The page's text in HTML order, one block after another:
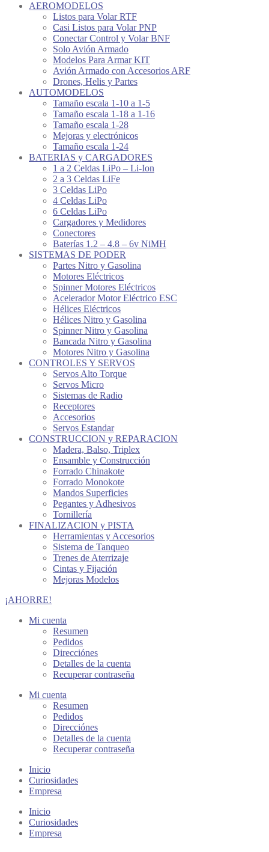
AEROMODELOS
Listos para Volar RTF
Casi Listos para Volar PNP
Conectar Control y Volar BNF
Solo Avión Armado
Modelos Para Armar KIT
Avión Armado con Accesorios ARF
Drones, Helis y Partes
AUTOMODELOS
Tamaño escala 1-10 a 1-5
Tamaño escala 1-18 a 1-16
Tamaño escala 1-28
Mejoras y electrónicos
Tamaño escala 1-24
BATERIAS y CARGADORES
1 a 2 Celdas LiPo – Li-Ion
2 a 3 Celdas LiFe
3 Celdas LiPo
4 Celdas LiPo
6 Celdas LiPo
Cargadores y Medidores
Conectores
Baterías 1.2 – 4.8 – 6v NiMH
SISTEMAS DE PODER
Partes Nitro y Gasolina
Motores Eléctricos
Spinner Motores Eléctricos
Acelerador Motor Eléctrico ESC
Hélices Eléctricos
Hélices Nitro y Gasolina
Spinner Nitro y Gasolina
Bancada Nitro y Gasolina
Motores Nitro y Gasolina
CONTROLES Y SERVOS
Servos Alto Torque
Servos Micro
Sistemas de Radio
Receptores
Accesorios
Servos Estandar
CONSTRUCCION y REPARACION
Madera, Balso, Triplex
Ensamble y Construcción
Forrado Chinakote
Forrado Monokote
Mandos Superficies
Pegantes y Adhesivos
Tornillería
FINALIZACION y PISTA
Herramientas y Accesorios
Sistema de Tanqueo
Trenes de Aterrizaje
Cintas y Fijación
Mejoras Modelos
¡AHORRE!
Mi cuenta
Resumen
Pedidos
Direcciónes
Detalles de la cuenta
Recuperar contraseña
Mi cuenta
Resumen
Pedidos
Direcciónes
Detalles de la cuenta
Recuperar contraseña
Inicio
Curiosidades
Empresa
Inicio
Curiosidades
Empresa